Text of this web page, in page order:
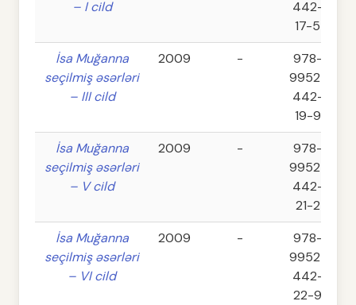
– I cild
442-
17-5
İsa Muğanna
seçilmiş əsərləri
– III cild
2009 -
978-
9952-
442-
19-9
İsa Muğanna
seçilmiş əsərləri
– V cild
2009 -
978-
9952-
442-
21-2
İsa Muğanna
seçilmiş əsərləri
– VI cild
2009 -
978-
9952-
442-
22-9